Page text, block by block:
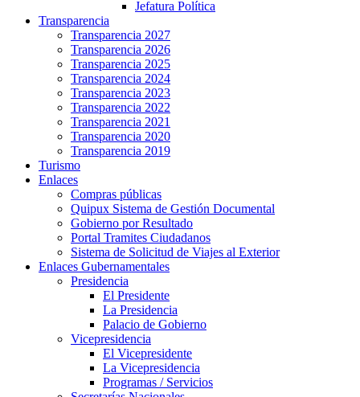
Jefatura Política
Transparencia
Transparencia 2027
Transparencia 2026
Transparencia 2025
Transparencia 2024
Transparencia 2023
Transparencia 2022
Transparencia 2021
Transparencia 2020
Transparencia 2019
Turismo
Enlaces
Compras públicas
Quipux Sistema de Gestión Documental
Gobierno por Resultado
Portal Tramites Ciudadanos
Sistema de Solicitud de Viajes al Exterior
Enlaces Gubernamentales
Presidencia
El Presidente
La Presidencia
Palacio de Gobierno
Vicepresidencia
El Vicepresidente
La Vicepresidencia
Programas / Servicios